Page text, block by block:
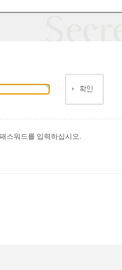
스워드를 입력하십시오.